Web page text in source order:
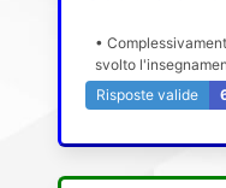
•
svolto
Risposte valide